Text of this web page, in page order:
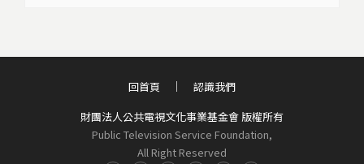
財團法人公共電視文化事業基金會 版權所有
Public Television Service Foundation,
All Right Reserved
回首頁 認識我們